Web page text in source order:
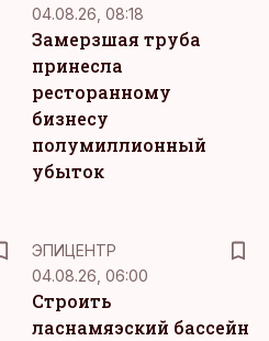
04.08.26, 08:18
Замерзшая труба
принесла
ресторанному
бизнесу
полумиллионный
убыток
ЭПИЦЕНТР
04.08.26, 06:00
Строить
ласнамяэский бассейн